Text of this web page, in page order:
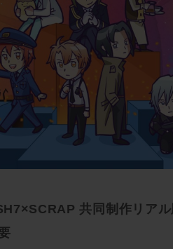
共同制作リア